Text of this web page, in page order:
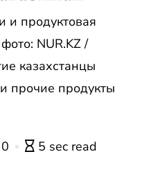
и продуктовая
NUR.KZ /
казахстанцы
прочие продукты
0 5 sec read